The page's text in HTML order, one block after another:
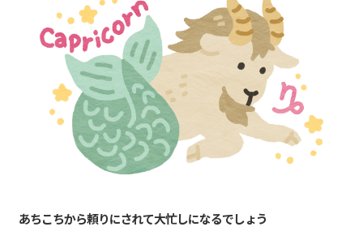
あちこちから頼りにされて大忙しになるでしょう